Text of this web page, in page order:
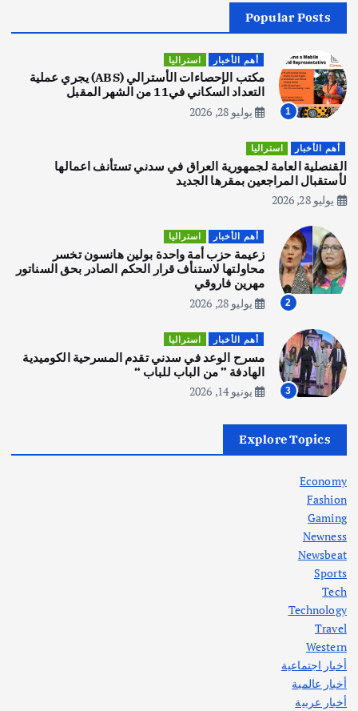
2
اصبح بطلاً لأستراليا بلعبة كمال الاجسام
يوليو 30, 2026
3
يوليو 30, 2026
4
المقبل
يوليو 28, 2026
أهم الأخبار ثقافة وفنون
انطلاق ورشة التمثيل في مدينة كلباء الاماراتية
أغسطس 5, 2026
في جذور المشكلة وحلولها المستدامة
أهم الأخبار
اختتام ورشة السينوغرافيا في مدينة كلباء الاماراتية
أغسطس 3, 2026
Popular Posts
1
أهم الأخبار استراليا
مكتب الإحصاءات الأسترالي (ABS) يجري عملية
التعداد السكاني في11 من الشهر المقبل
يوليو 28, 2026
أهم الأخبار استراليا
القنصلية العامة لجمهورية العراق في سدني تستأنف اعمالها
لأستقبال المراجعين بمقرها الجديد
يوليو 28, 2026
2
أهم الأخبار استراليا
زعيمة حزب أمة واحدة بولين هانسون تخسر
محاولتها لاستنأف قرار الحكم الصادر بحق السناتور
مهرين فاروقي
يوليو 28, 2026
3
أهم الأخبار استراليا
مسرح الوعد في سدني تقدم المسرحية الكوميدية
الهادفة ” من الباب للباب “
يونيو 14, 2026
Explore Topics
Economy
Fashion
Gaming
Newness
Newsbeat
Sports
Tech
Technology
Travel
Western
أخبار اجتماعية
أخبار عالمية
أخبار عربية